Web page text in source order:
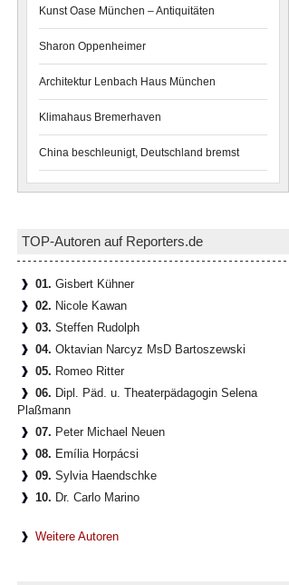
Kunst Oase München – Antiquitäten
Sharon Oppenheimer
Architektur Lenbach Haus München
Klimahaus Bremerhaven
China beschleunigt, Deutschland bremst
TOP-Autoren auf Reporters.de
01. Gisbert Kühner
02. Nicole Kawan
03. Steffen Rudolph
04. Oktavian Narcyz MsD Bartoszewski
05. Romeo Ritter
06. Dipl. Päd. u. Theaterpädagogin Selena
Plaßmann
07. Peter Michael Neuen
08. Emília Horpácsi
09. Sylvia Haendschke
10. Dr. Carlo Marino
Weitere Autoren